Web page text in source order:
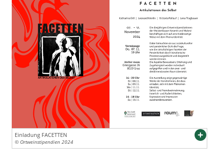
Einladung FACETTEN
© Ortweinstipendien 2024